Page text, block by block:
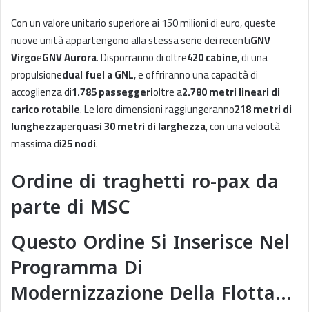
Con un valore unitario superiore ai 150 milioni di euro, queste
nuove unità appartengono alla stessa serie dei recentiGNV
VirgoeGNV Aurora. Disporranno di oltre420 cabine, di una
propulsionedual fuel a GNL, e offriranno una capacità di
accoglienza di1.785 passeggerioltre a2.780 metri lineari di
carico rotabile. Le loro dimensioni raggiungeranno218 metri di
lunghezzaperquasi 30 metri di larghezza, con una velocità
massima di25 nodi.
Ordine di traghetti ro-pax da
parte di MSC
Questo Ordine Si Inserisce Nel
Programma Di
Modernizzazione Della Flotta…